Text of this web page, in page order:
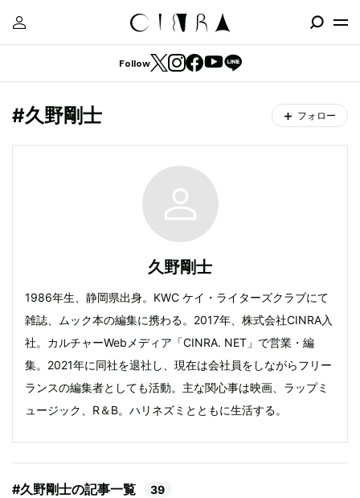
Follow
#久野剛士 フォロー
久野剛士
1986年生、静岡県出身。KWC ケイ・ライターズクラブにて
雑誌、ムック本の編集に携わる。2017年、株式会社CINRA入
社。カルチャーWebメディア「CINRA. NET」で営業・編
集。2021年に同社を退社し、現在は会社員をしながらフリー
ランスの編集者としても活動。主な関心事は映画、ラップミ
ュージック、R＆B。ハリネズミとともに生活する。
#久野剛士の記事一覧 39